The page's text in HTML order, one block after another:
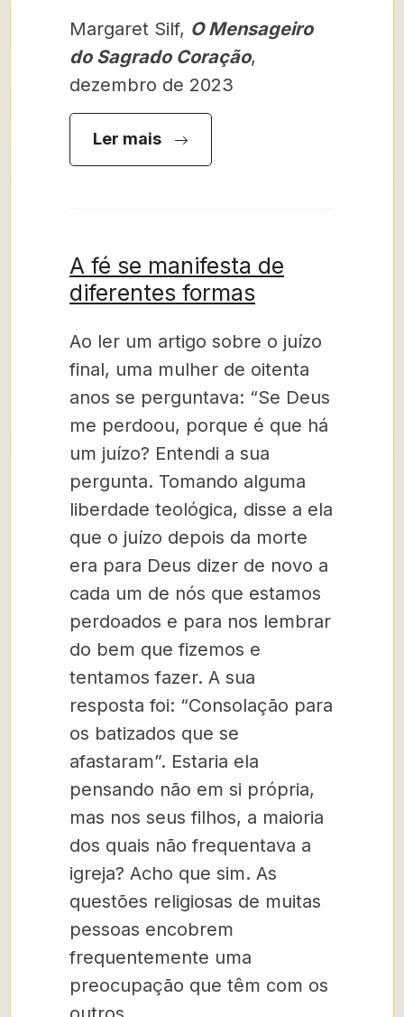
Margaret Silf, O Mensageiro
do Sagrado Coração,
dezembro de 2023
Ler mais
A fé se manifesta de
diferentes formas
Ao ler um artigo sobre o juízo
final, uma mulher de oitenta
anos se perguntava: “Se Deus
me perdoou, porque é que há
um juízo? Entendi a sua
pergunta. Tomando alguma
liberdade teológica, disse a ela
que o juízo depois da morte
era para Deus dizer de novo a
cada um de nós que estamos
perdoados e para nos lembrar
do bem que fizemos e
tentamos fazer. A sua
resposta foi: “Consolação para
os batizados que se
afastaram”. Estaria ela
pensando não em si própria,
mas nos seus filhos, a maioria
dos quais não frequentava a
igreja? Acho que sim. As
questões religiosas de muitas
pessoas encobrem
frequentemente uma
preocupação que têm com os